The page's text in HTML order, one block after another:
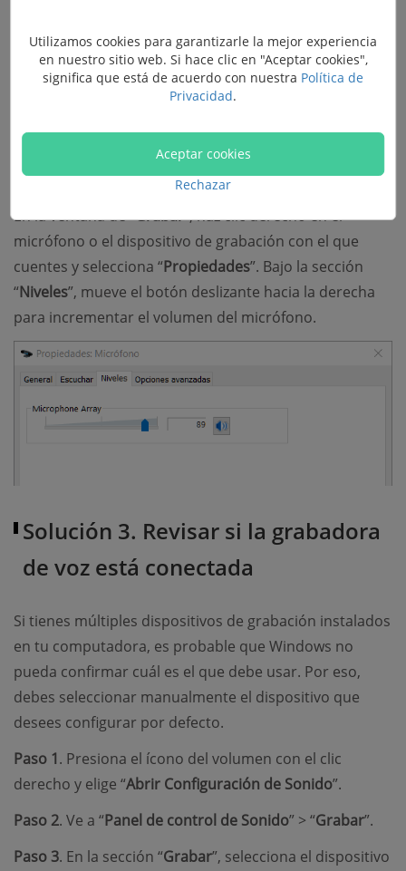
O también puedes ajustar el volumen del micrófono de
forma manual, para así tener una mejor recepción de
la voz a través del micrófono.
En la ventana de “Grabar”, haz clic derecho en el
micrófono o el dispositivo de grabación con el que
cuentes y selecciona “Propiedades”. Bajo la sección
“Niveles”, mueve el botón deslizante hacia la derecha
para incrementar el volumen del micrófono.
Solución 3. Revisar si la grabadora
de voz está conectada
Si tienes múltiples dispositivos de grabación instalados
en tu computadora, es probable que Windows no
pueda confirmar cuál es el que debe usar. Por eso,
debes seleccionar manualmente el dispositivo que
desees configurar por defecto.
Paso 1. Presiona el ícono del volumen con el clic
derecho y elige “Abrir Configuración de Sonido”.
Paso 2. Ve a “Panel de control de Sonido” > “Grabar”.
Paso 3. En la sección “Grabar”, selecciona el dispositivo
Utilizamos cookies para garantizarle la mejor experiencia
en nuestro sitio web. Si hace clic en "Aceptar cookies",
significa que está de acuerdo con nuestra Política de
Privacidad.
Aceptar cookies
Rechazar